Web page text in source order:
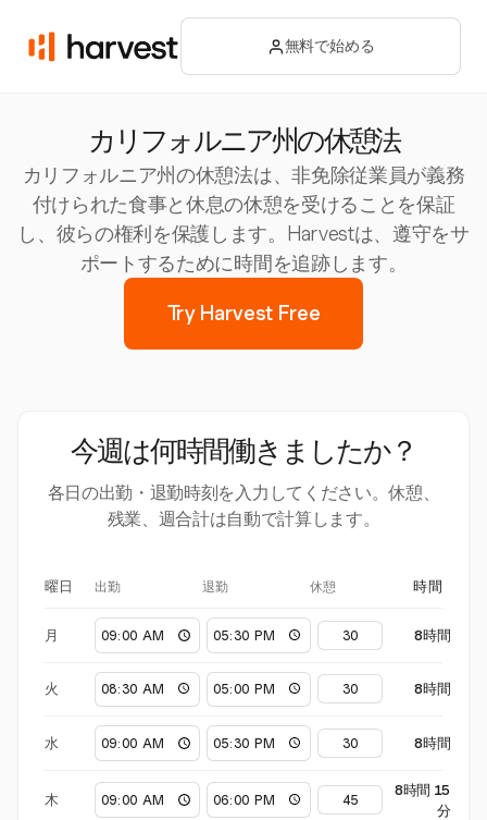
無料で始める
カリフォルニア州の休憩法
カリフォルニア州の休憩法は、非免除従業員が義務
付けられた食事と休息の休憩を受けることを保証
し、彼らの権利を保護します。Harvestは、遵守をサ
ポートするために時間を追跡します。
Try Harvest Free
今週は何時間働きましたか？
各日の出勤・退勤時刻を入力してください。休憩、
残業、週合計は自動で計算します。
曜日 出勤 退勤 休憩 時間
月 8時間
火 8時間
水 8時間
木
8時間 15
分